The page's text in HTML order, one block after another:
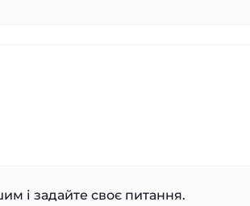
і задайте своє питання.